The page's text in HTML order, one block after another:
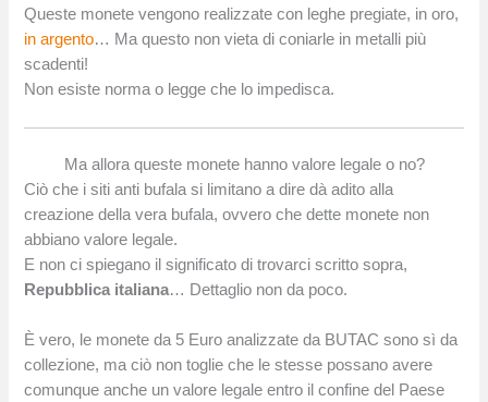
Queste monete vengono realizzate con leghe pregiate, in oro,
in argento… Ma questo non vieta di coniarle in metalli più
scadenti!
Non esiste norma o legge che lo impedisca.
Ma allora queste monete hanno valore legale o no?
Ciò che i siti anti bufala si limitano a dire dà adito alla
creazione della vera bufala, ovvero che dette monete non
abbiano valore legale.
E non ci spiegano il significato di trovarci scritto sopra,
Repubblica italiana… Dettaglio non da poco.
È vero, le monete da 5 Euro analizzate da BUTAC sono sì da
collezione, ma ciò non toglie che le stesse possano avere
comunque anche un valore legale entro il confine del Paese